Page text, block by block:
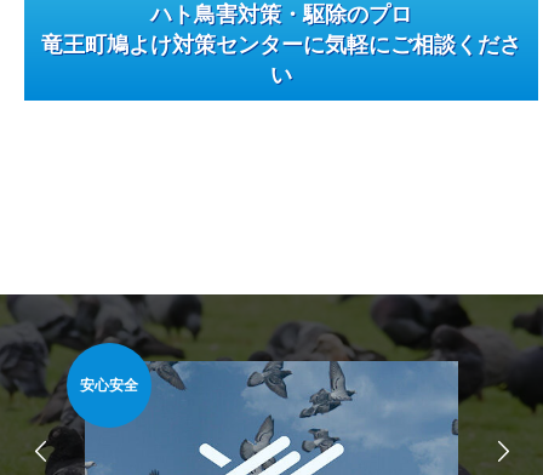
ハト鳥害対策・駆除のプロ
竜王町鳩よけ対策センターに気軽にご相談くださ
い
安心安全